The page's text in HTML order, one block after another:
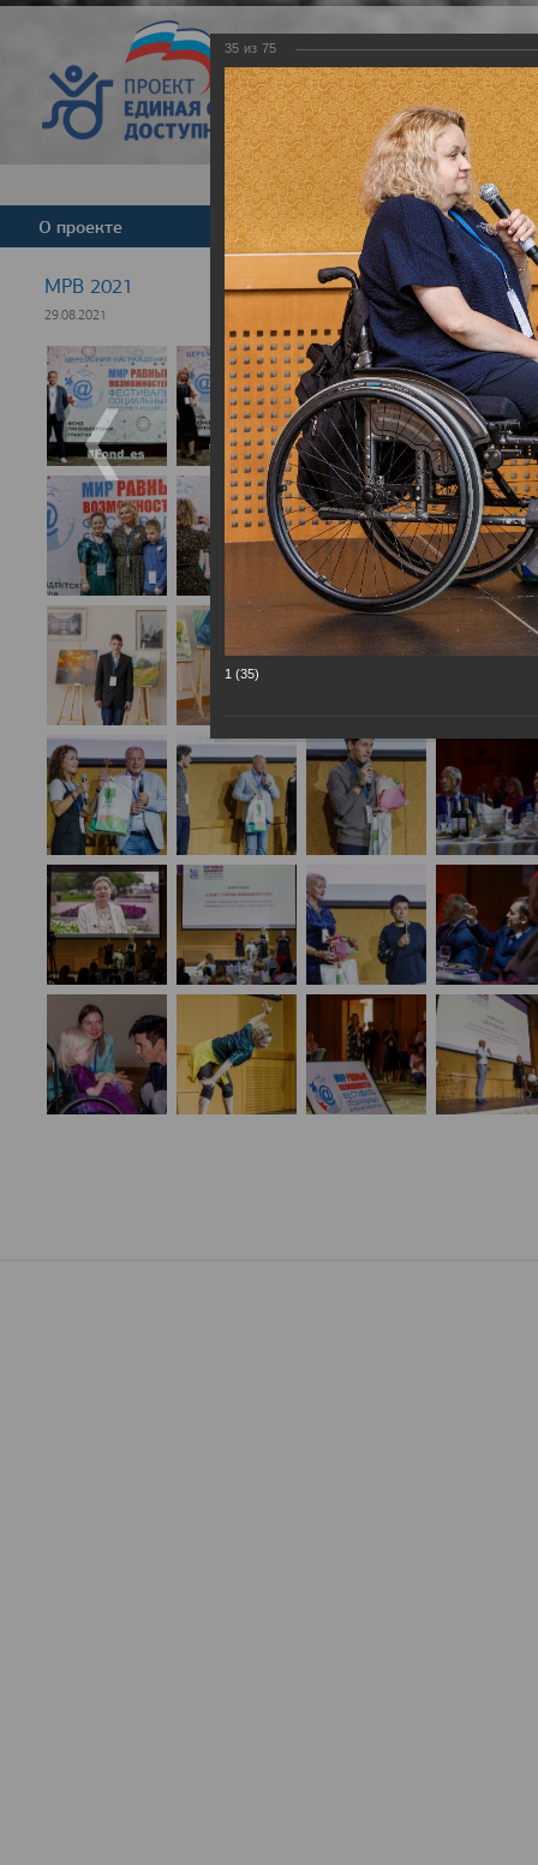
Версия для
О проекте Команда Новости
МРВ 2021
29.08.2021
35 из 75
1 (35)